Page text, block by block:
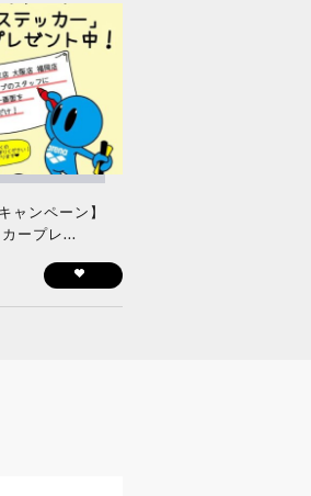
ャンペーン】
ープレ...